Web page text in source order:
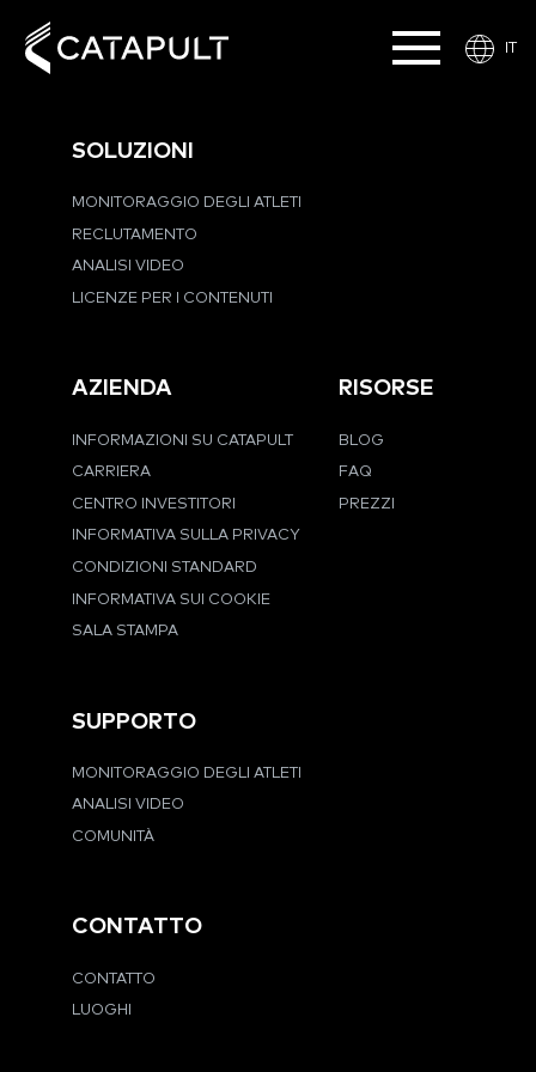
IT
SOLUZIONI
MONITORAGGIO DEGLI ATLETI
RECLUTAMENTO
ANALISI VIDEO
LICENZE PER I CONTENUTI
AZIENDA
INFORMAZIONI SU CATAPULT
CARRIERA
CENTRO INVESTITORI
INFORMATIVA SULLA PRIVACY
CONDIZIONI STANDARD
INFORMATIVA SUI COOKIE
SALA STAMPA
RISORSE
BLOG
FAQ
PREZZI
SUPPORTO
MONITORAGGIO DEGLI ATLETI
ANALISI VIDEO
COMUNITÀ
CONTATTO
CONTATTO
LUOGHI